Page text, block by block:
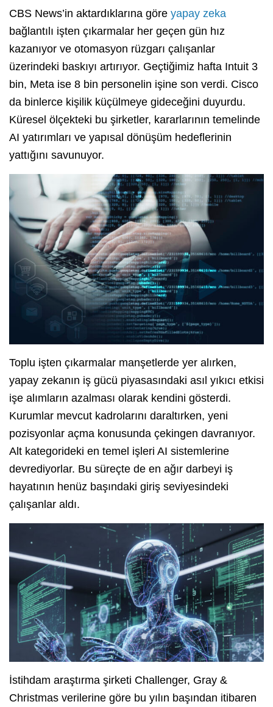
CBS News’in aktardıklarına göre yapay zeka
bağlantılı işten çıkarmalar her geçen gün hız
kazanıyor ve otomasyon rüzgarı çalışanlar
üzerindeki baskıyı artırıyor. Geçtiğimiz hafta Intuit 3
bin, Meta ise 8 bin personelin işine son verdi. Cisco
da binlerce kişilik küçülmeye gideceğini duyurdu.
Küresel ölçekteki bu şirketler, kararlarının temelinde
AI yatırımları ve yapısal dönüşüm hedeflerinin
yattığını savunuyor.
Toplu işten çıkarmalar manşetlerde yer alırken,
yapay zekanın iş gücü piyasasındaki asıl yıkıcı etkisi
işe alımların azalması olarak kendini gösterdi.
Kurumlar mevcut kadrolarını daraltırken, yeni
pozisyonlar açma konusunda çekingen davranıyor.
Alt kategorideki en temel işleri AI sistemlerine
devrediyorlar. Bu süreçte de en ağır darbeyi iş
hayatının henüz başındaki giriş seviyesindeki
çalışanlar aldı.
İstihdam araştırma şirketi Challenger, Gray &
Christmas verilerine göre bu yılın başından itibaren